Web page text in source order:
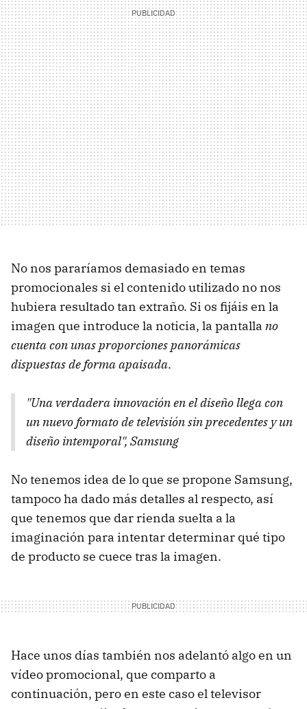
No nos pararíamos demasiado en temas
promocionales si el contenido utilizado no nos
hubiera resultado tan extraño. Si os fijáis en la
imagen que introduce la noticia, la pantalla no
cuenta con unas proporciones panorámicas
dispuestas de forma apaisada.
"Una verdadera innovación en el diseño llega con
un nuevo formato de televisión sin precedentes y un
diseño intemporal", Samsung
No tenemos idea de lo que se propone Samsung,
tampoco ha dado más detalles al respecto, así
que tenemos que dar rienda suelta a la
imaginación para intentar determinar qué tipo
de producto se cuece tras la imagen.
Hace unos días también nos adelantó algo en un
vídeo promocional, que comparto a
continuación, pero en este caso el televisor